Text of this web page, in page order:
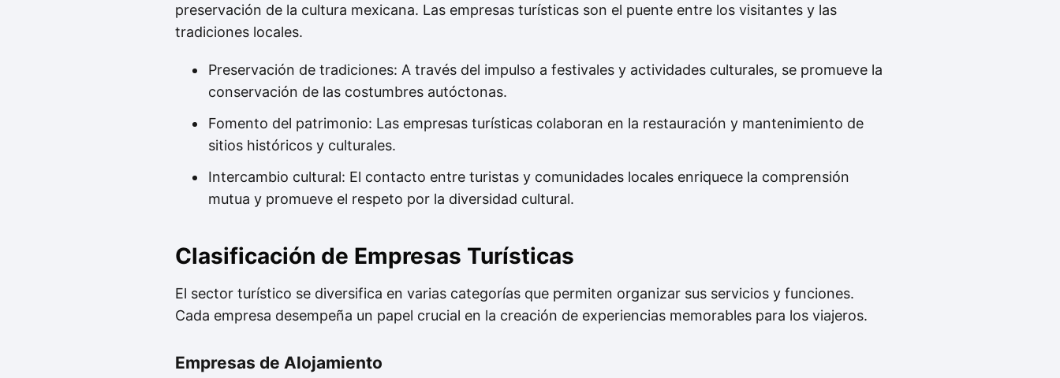
preservación de la cultura mexicana. Las empresas turísticas son el puente entre los visitantes y las
tradiciones locales.
Preservación de tradiciones: A través del impulso a festivales y actividades culturales, se promueve la
conservación de las costumbres autóctonas.
Fomento del patrimonio: Las empresas turísticas colaboran en la restauración y mantenimiento de
sitios históricos y culturales.
Intercambio cultural: El contacto entre turistas y comunidades locales enriquece la comprensión
mutua y promueve el respeto por la diversidad cultural.
Clasificación de Empresas Turísticas
El sector turístico se diversifica en varias categorías que permiten organizar sus servicios y funciones.
Cada empresa desempeña un papel crucial en la creación de experiencias memorables para los viajeros.
Empresas de Alojamiento